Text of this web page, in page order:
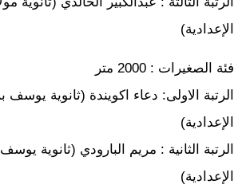
الإعدادية)
فئة الصغيرات : 2000 متر
الرتبة الاولى: دعاء اكويندة (ثانوية
الإعدادية)
الرتبة الثانية : مريم البارودي (ثانوية
الإعدادية)